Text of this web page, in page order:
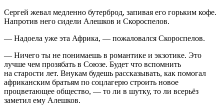
Сергей жевал медленно бутерброд, запивая его горьким кофе.
Напротив него сидели Алешков и Скороспелов.
— Надоела уже эта Африка, — пожаловался Скороспелов.
— Ничего ты не понимаешь в романтике и экзотике. Это
лучше чем прозябать в Союзе. Будет что вспомнить
на старости лет. Внукам будешь рассказывать, как помогал
африканским братьям по соцлагерю строить новое
процветающее общество, — то ли в шутку, то ли всерьёз
заметил ему Алешков.